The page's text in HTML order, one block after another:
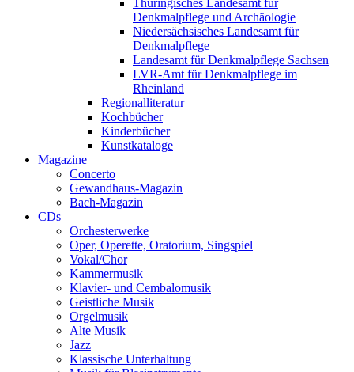
Thüringisches Landesamt für
Denkmalpflege und Archäologie
Niedersächsisches Landesamt für
Denkmalpflege
Landesamt für Denkmalpflege Sachsen
LVR-Amt für Denkmalpflege im
Rheinland
Regionalliteratur
Kochbücher
Kinderbücher
Kunstkataloge
Magazine
Concerto
Gewandhaus-Magazin
Bach-Magazin
CDs
Orchesterwerke
Oper, Operette, Oratorium, Singspiel
Vokal/Chor
Kammermusik
Klavier- und Cembalomusik
Geistliche Musik
Orgelmusik
Alte Musik
Jazz
Klassische Unterhaltung